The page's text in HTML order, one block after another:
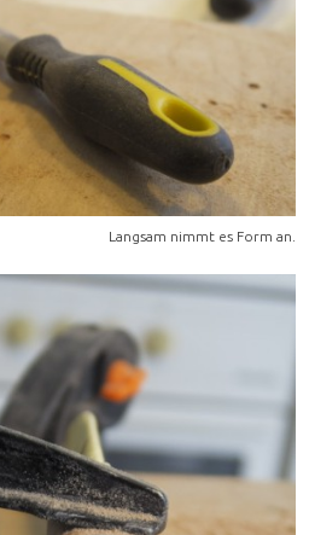
Langsam nimmt es Form an.